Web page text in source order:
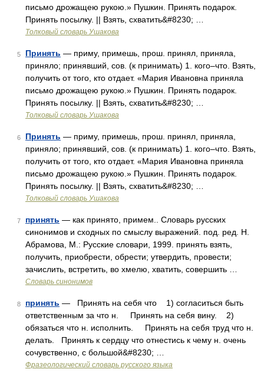
письмо дрожащею рукою.» Пушкин. Принять подарок.
Принять посылку. || Взять, схватить&#8230; …
Толковый словарь Ушакова
5 Принять — приму, примешь, прош. принял, приняла,
приняло; принявший, сов. (к принимать) 1. кого–что. Взять,
получить от того, кто отдает. «Мария Ивановна приняла
письмо дрожащею рукою.» Пушкин. Принять подарок.
Принять посылку. || Взять, схватить&#8230; …
Толковый словарь Ушакова
6 Принять — приму, примешь, прош. принял, приняла,
приняло; принявший, сов. (к принимать) 1. кого–что. Взять,
получить от того, кто отдает. «Мария Ивановна приняла
письмо дрожащею рукою.» Пушкин. Принять подарок.
Принять посылку. || Взять, схватить&#8230; …
Толковый словарь Ушакова
7 принять — как принято, примем.. Словарь русских
синонимов и сходных по смыслу выражений. под. ред. Н.
Абрамова, М.: Русские словари, 1999. принять взять,
получить, приобрести, обрести; утвердить, провести;
зачислить, встретить, во хмелю, хватить, совершить …
Словарь синонимов
8 принять — Принять на себя что 1) согласиться быть
ответственным за что н. Принять на себя вину. 2)
обязаться что н. исполнить. Принять на себя труд что н.
делать. Принять к сердцу что отнестись к чему н. очень
сочувственно, с большой&#8230; …
Фразеологический словарь русского языка